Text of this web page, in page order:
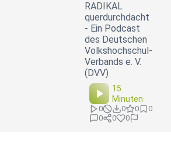
RADIKAL
querdurchdacht
- Ein Podcast
des Deutschen
Volkshochschul-
Verbands e. V.
(DVV)
15
Minuten
0 0 0
0
0
0 0